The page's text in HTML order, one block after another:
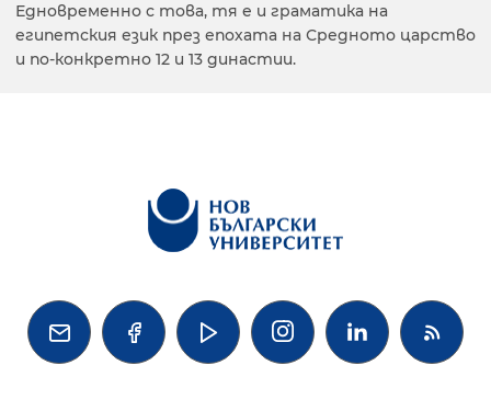
Едновременно с това, тя е и граматика на
египетския език през епохата на Средното царство
и по-конкретно 12 и 13 династии.
   